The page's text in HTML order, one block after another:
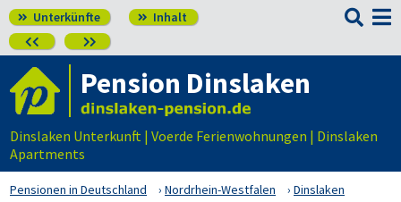
 Unterkünfte  Inhalt
 

Pension Dinslaken
Dinslaken Unterkunft | Voerde Ferienwohnungen | Dinslaken
Apartments
Pensionen in Deutschland Nordrhein-Westfalen
Dinslaken